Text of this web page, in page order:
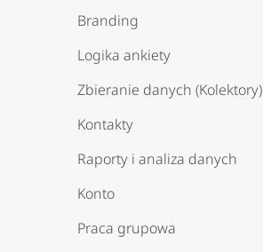
Branding
Logika ankiety
Zbieranie danych (Kolektory)
Kontakty
Raporty i analiza danych
Konto
Praca grupowa